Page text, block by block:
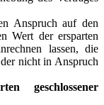
Anspruch auf den
Wert der ersparten
lassen, die
nicht in Anspruch
geschlossener